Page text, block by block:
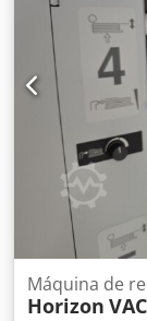
Máquina de
Horizon